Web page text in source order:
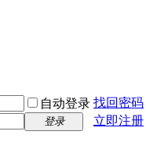
自动登录 找回密码
登录 立即注册